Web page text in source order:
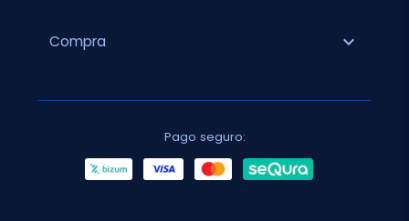
Compra expand_more
Pago seguro: